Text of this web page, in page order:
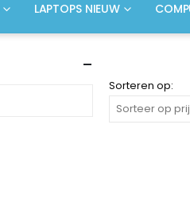
LAPTOPS NIEUW
Sorteren op: